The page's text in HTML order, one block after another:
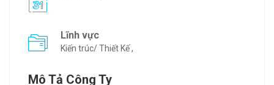
Lĩnh vực
Kiến trúc/ Thiết Kế ,
Mô Tả Công Ty